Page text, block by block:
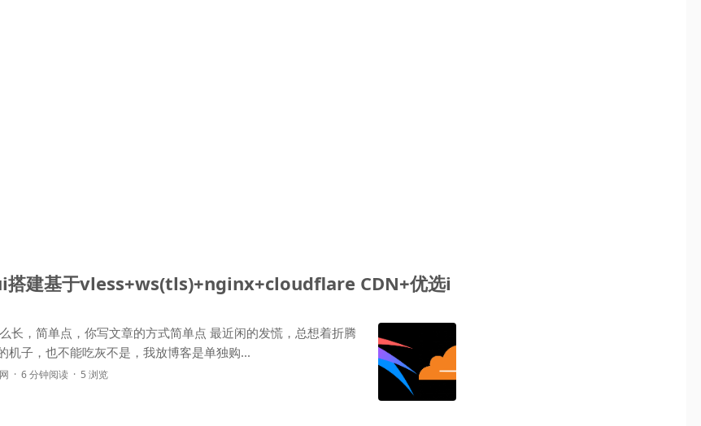
搭建基于vless+ws(tls)+nginx+cloudflare CDN+优选i
长，简单点，你写文章的方式简单点 最近闲的发慌，总想着折腾
机子，也不能吃灰不是，我放博客是单独购...
6 分钟阅读 5 浏览